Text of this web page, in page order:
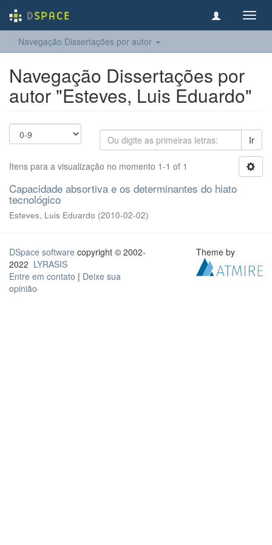
Navegação Dissertações por autor
Navegação Dissertações por
autor "Esteves, Luis Eduardo"
Ir
Itens para a visualização no momento 1-1 of 1
Capacidade absortiva e os determinantes do hiato
tecnológico
Esteves, Luis Eduardo (2010-02-02)
DSpace software copyright © 2002-
2022 LYRASIS
Entre em contato | Deixe sua
opinião
Theme by